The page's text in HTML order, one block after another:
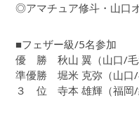
◎アマチュア修斗・山口
■フェザー級/5名参加
優 勝 秋山 翼（山口/毛
準優勝 堀米 克弥（山口/
３ 位 寺本 雄輝（福岡/